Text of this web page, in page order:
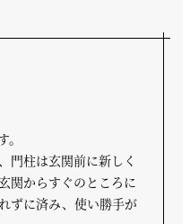
門柱は玄関前に新しく
関からすぐのところに
ずに済み、使い勝手が